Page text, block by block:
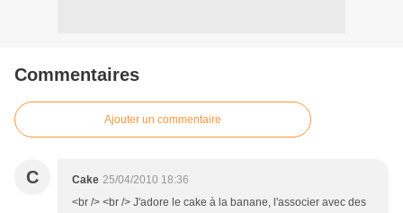
Commentaires
Ajouter un commentaire
C Cake 25/04/2010 18:36
<br /> <br /> J'adore le cake à la banane, l'associer avec des